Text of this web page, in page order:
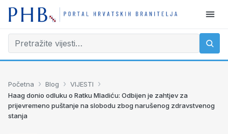
Početna › Blog › VIJESTI ›
Haag donio odluku o Ratku Mladiću: Odbijen je zahtjev za
prijevremeno puštanje na slobodu zbog narušenog zdravstvenog
stanja